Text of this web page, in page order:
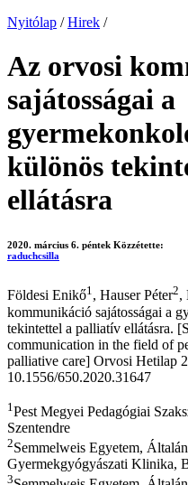
Nyitólap / Hirek /
Az orvosi
sajátosságai a
különös
ellátásra
2020. március 6. péntek Közzétette:
raduchcsilla
Földesi Enikő1, Hauser Péter2,
kommunikáció sajátosságai a
tekintettel a palliatív ellátásra.
communication in the field of
palliative care] Orvosi Hetilap
10.1556/650.2020.31647
1 Pest Megyei Pedagógiai
Szentendre
2Semmelweis Egyetem,
Gyermekgyógyászati Klinika,
3